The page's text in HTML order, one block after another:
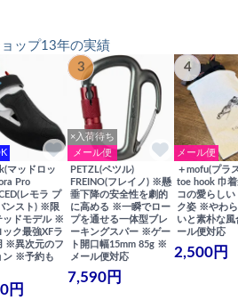
ップ13年の実績
マッドロッ
Pro
レモラ プ
ンスト) ※限
ッドモデル ※
ク最強XFラ
※異次元のフ
ン ※予約も
円
3
×入荷待ち
メール便
PETZL(ペツル)
FREINO(フレイノ) ※懸
垂下降の安全性を劇的
に高める ※一瞬でロー
プを通せる一体型ブレ
ーキングスパー ※ゲー
ト開口幅15mm 85g ※
メール便対応
7,590円
4
メール便
＋mofu(プラ
toe hook 巾
コの愛らしい
ク姿 ※やわ
いと素朴な
ール便対応
2,500円